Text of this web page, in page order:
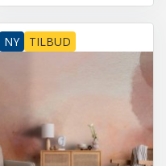
NY TILBUD